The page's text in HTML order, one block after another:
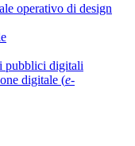
operativo di design
pubblici digitali
digitale (e-